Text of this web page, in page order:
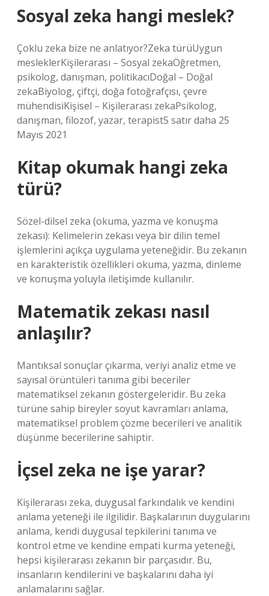
Sosyal zeka hangi meslek?
Çoklu zeka bize ne anlatıyor?Zeka türüUygun
mesleklerKişilerarası – Sosyal zekaÖğretmen,
psikolog, danışman, politikacıDoğal – Doğal
zekaBiyolog, çiftçi, doğa fotoğrafçısı, çevre
mühendisiKişisel – Kişilerarası zekaPsikolog,
danışman, filozof, yazar, terapist5 satır daha 25
Mayıs 2021
Kitap okumak hangi zeka
türü?
Sözel-dilsel zeka (okuma, yazma ve konuşma
zekası): Kelimelerin zekası veya bir dilin temel
işlemlerini açıkça uygulama yeteneğidir. Bu zekanın
en karakteristik özellikleri okuma, yazma, dinleme
ve konuşma yoluyla iletişimde kullanılır.
Matematik zekası nasıl
anlaşılır?
Mantıksal sonuçlar çıkarma, veriyi analiz etme ve
sayısal örüntüleri tanıma gibi beceriler
matematiksel zekanın göstergeleridir. Bu zeka
türüne sahip bireyler soyut kavramları anlama,
matematiksel problem çözme becerileri ve analitik
düşünme becerilerine sahiptir.
İçsel zeka ne işe yarar?
Kişilerarası zeka, duygusal farkındalık ve kendini
anlama yeteneği ile ilgilidir. Başkalarının duygularını
anlama, kendi duygusal tepkilerini tanıma ve
kontrol etme ve kendine empati kurma yeteneği,
hepsi kişilerarası zekanın bir parçasıdır. Bu,
insanların kendilerini ve başkalarını daha iyi
anlamalarını sağlar.